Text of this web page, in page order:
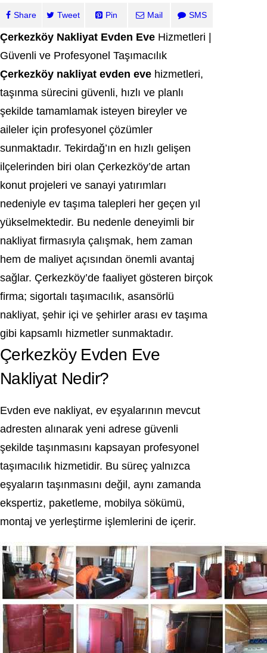
Share Tweet Pin Mail SMS
Çerkezköy Nakliyat Evden Eve Hizmetleri |
Güvenli ve Profesyonel Taşımacılık
Çerkezköy nakliyat evden eve hizmetleri,
taşınma sürecini güvenli, hızlı ve planlı
şekilde tamamlamak isteyen bireyler ve
aileler için profesyonel çözümler
sunmaktadır. Tekirdağ’ın en hızlı gelişen
ilçelerinden biri olan Çerkezköy’de artan
konut projeleri ve sanayi yatırımları
nedeniyle ev taşıma talepleri her geçen yıl
yükselmektedir. Bu nedenle deneyimli bir
nakliyat firmasıyla çalışmak, hem zaman
hem de maliyet açısından önemli avantaj
sağlar. Çerkezköy’de faaliyet gösteren birçok
firma; sigortalı taşımacılık, asansörlü
nakliyat, şehir içi ve şehirler arası ev taşıma
gibi kapsamlı hizmetler sunmaktadır.
Çerkezköy Evden Eve
Nakliyat Nedir?
Evden eve nakliyat, ev eşyalarının mevcut
adresten alınarak yeni adrese güvenli
şekilde taşınmasını kapsayan profesyonel
taşımacılık hizmetidir. Bu süreç yalnızca
eşyaların taşınmasını değil, aynı zamanda
ekspertiz, paketleme, mobilya sökümü,
montaj ve yerleştirme işlemlerini de içerir.